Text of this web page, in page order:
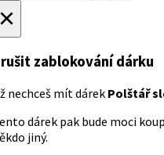
zablokování dárku
nechceš mít dárek Polštář
dárek pak bude moci
jiný.